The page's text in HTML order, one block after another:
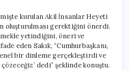
kurulan Akil İnsanlar Heyeti
oluşturulması gerektiğini önerdi.
yetindiğini, öneri ve
eden Sakık, “Cumhurbaşkanı,
bir dinleme gerçekleştirdi ve
dedi” şeklinde konuştu.